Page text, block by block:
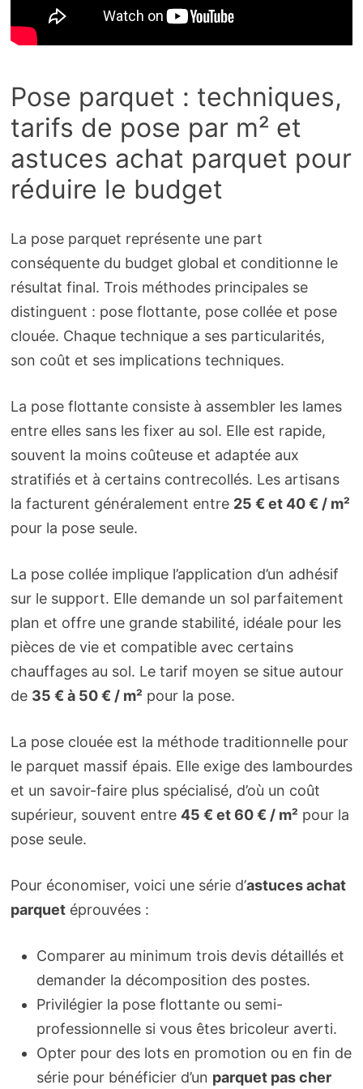
Pose parquet : techniques,
tarifs de pose par m² et
astuces achat parquet pour
réduire le budget
La pose parquet représente une part
conséquente du budget global et conditionne le
résultat final. Trois méthodes principales se
distinguent : pose flottante, pose collée et pose
clouée. Chaque technique a ses particularités,
son coût et ses implications techniques.
La pose flottante consiste à assembler les lames
entre elles sans les fixer au sol. Elle est rapide,
souvent la moins coûteuse et adaptée aux
stratifiés et à certains contrecollés. Les artisans
la facturent généralement entre 25 € et 40 € / m²
pour la pose seule.
La pose collée implique l’application d’un adhésif
sur le support. Elle demande un sol parfaitement
plan et offre une grande stabilité, idéale pour les
pièces de vie et compatible avec certains
chauffages au sol. Le tarif moyen se situe autour
de 35 € à 50 € / m² pour la pose.
La pose clouée est la méthode traditionnelle pour
le parquet massif épais. Elle exige des lambourdes
et un savoir-faire plus spécialisé, d’où un coût
supérieur, souvent entre 45 € et 60 € / m² pour la
pose seule.
Pour économiser, voici une série d’astuces achat
parquetéprouvées :
Comparer au minimum trois devis détaillés et
demander la décomposition des postes.
Privilégier la pose flottante ou semi-
professionnelle si vous êtes bricoleur averti.
Opter pour des lots en promotion ou en fin de
série pour bénéficier d’un parquet pas cher